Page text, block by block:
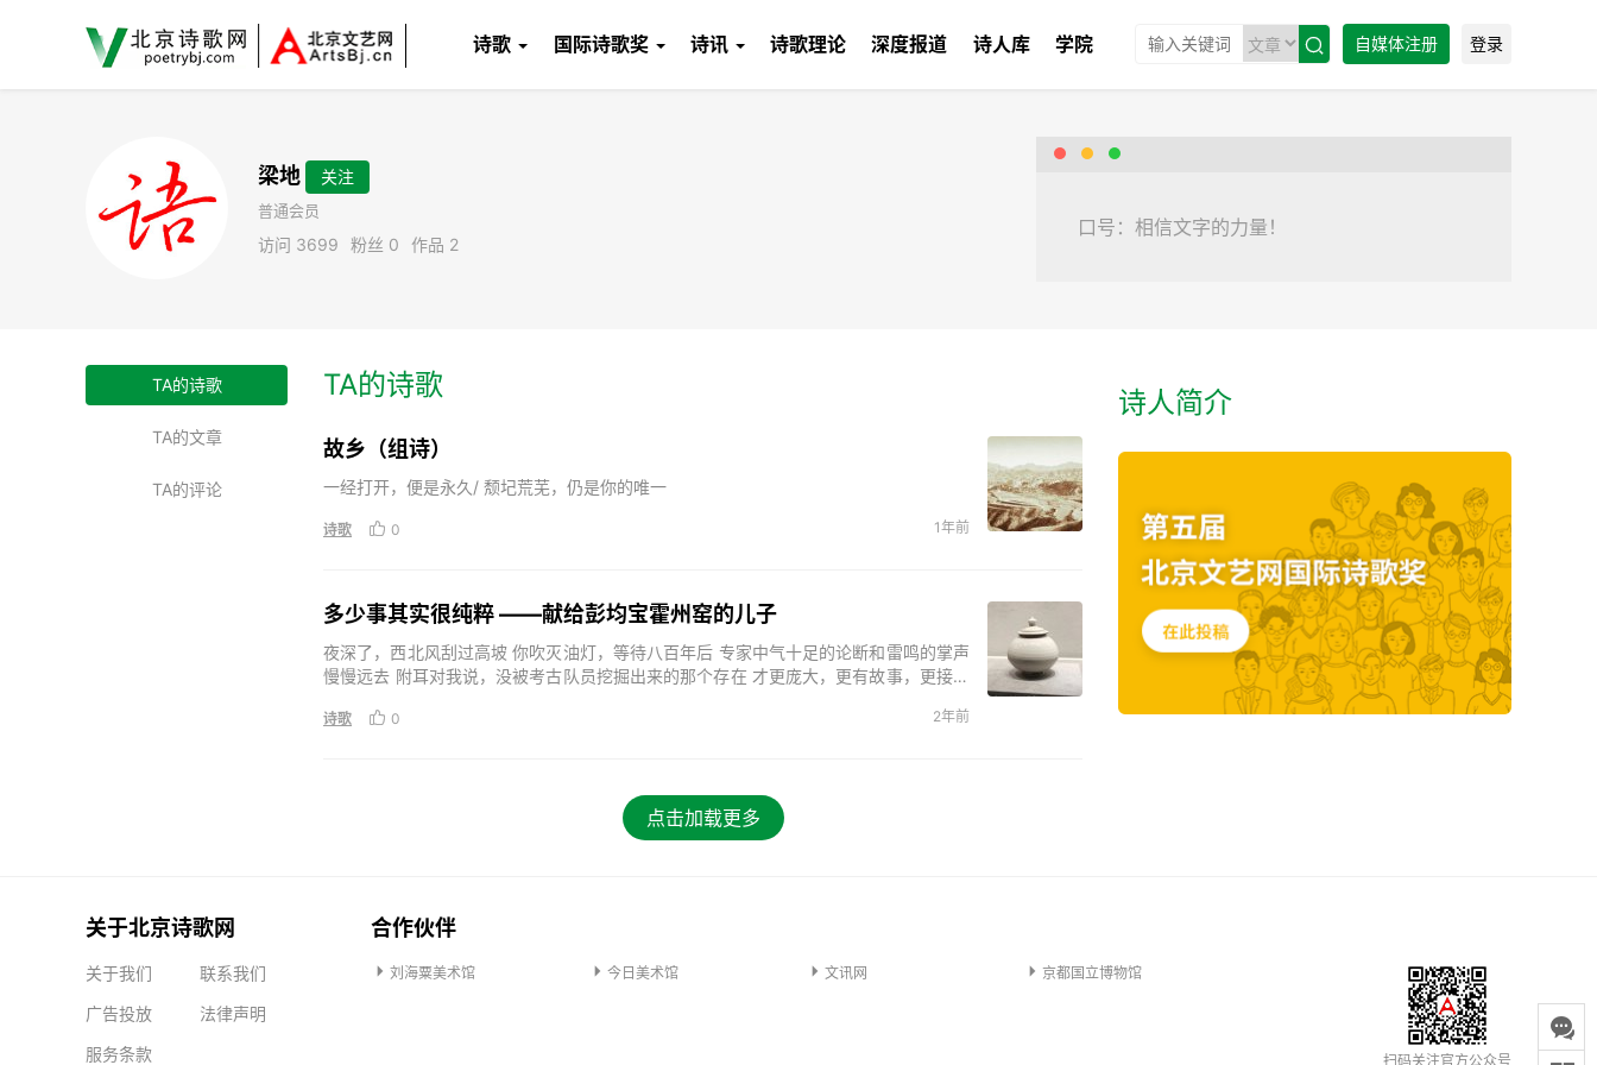
诗歌 国际诗歌奖 诗讯 诗歌理论 深度报道 诗人库 学院  自媒体注册 登录
梁地 关注
普通会员
访问 3699 粉丝 0 作品 2
口号：相信文字的力量！
TA的诗歌
TA的文章
TA的评论
TA的诗歌
故乡（组诗）
一经打开，便是永久/ 颓圮荒芜，仍是你的唯一
诗歌  0 1年前
多少事其实很纯粹 ——献给彭均宝霍州窑的儿子
夜深了，西北风刮过高坡 你吹灭油灯，等待八百年后 专家中气十足的论断和雷鸣的掌声
慢慢远去 附耳对我说，没被考古队员挖掘出来的那个存在 才更庞大，更有故事，更接近
诗歌  0 2年前
点击加载更多
诗人简介
关于北京诗歌网
关于我们
联系我们
广告投放
法律声明
服务条款
合作伙伴
 刘海粟美术馆  今日美术馆  文讯网  京都国立博物馆
扫码关注官方公众号